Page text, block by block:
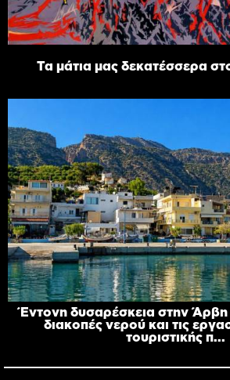
Τα μάτια μας δεκατέσσερα
Έντονη δυσαρέσκεια στην Άρβη
διακοπές νερού και τις
τουριστικής π...